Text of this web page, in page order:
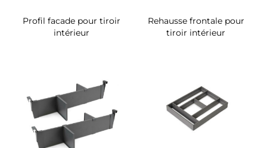
Profil facade pour tiroir
intérieur
Rehausse frontale pour
tiroir intérieur